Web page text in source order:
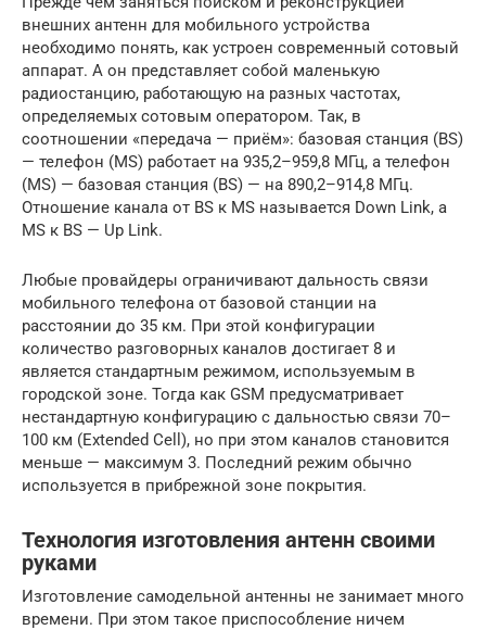
внешних антенн для мобильного устройства
необходимо понять, как устроен современный сотовый
аппарат. А он представляет собой маленькую
радиостанцию, работающую на разных частотах,
определяемых сотовым оператором. Так, в
соотношении «передача — приём»: базовая станция (BS)
— телефон (MS) работает на 935,2–959,8 МГц, а телефон
(MS) — базовая станция (BS) — на 890,2–914,8 МГц.
Отношение канала от BS к MS называется Down Link, а
MS к BS — Up Link.
Любые провайдеры ограничивают дальность связи
мобильного телефона от базовой станции на
расстоянии до 35 км. При этой конфигурации
количество разговорных каналов достигает 8 и
является стандартным режимом, используемым в
городской зоне. Тогда как GSM предусматривает
нестандартную конфигурацию с дальностью связи 70–
100 км (Extended Cell), но при этом каналов становится
меньше — максимум 3. Последний режим обычно
используется в прибрежной зоне покрытия.
Технология изготовления антенн своими
руками
Изготовление самодельной антенны не занимает много
времени. При этом такое приспособление ничем